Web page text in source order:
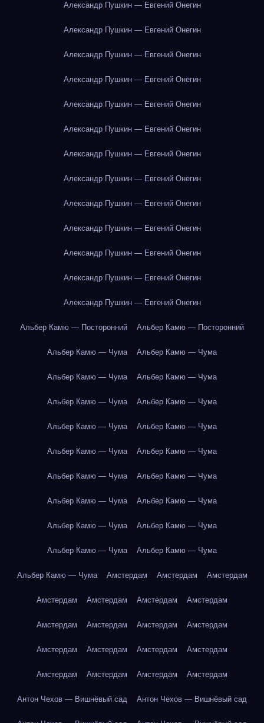
Александр Пушкин — Евгений Онегин
Александр Пушкин — Евгений Онегин
Александр Пушкин — Евгений Онегин
Александр Пушкин — Евгений Онегин
Александр Пушкин — Евгений Онегин
Александр Пушкин — Евгений Онегин
Александр Пушкин — Евгений Онегин
Александр Пушкин — Евгений Онегин
Александр Пушкин — Евгений Онегин
Александр Пушкин — Евгений Онегин
Александр Пушкин — Евгений Онегин
Александр Пушкин — Евгений Онегин
Александр Пушкин — Евгений Онегин
Альбер Камю — Посторонний Альбер Камю — Посторонний
Альбер Камю — Чума Альбер Камю — Чума
Альбер Камю — Чума Альбер Камю — Чума
Альбер Камю — Чума Альбер Камю — Чума
Альбер Камю — Чума Альбер Камю — Чума
Альбер Камю — Чума Альбер Камю — Чума
Альбер Камю — Чума Альбер Камю — Чума
Альбер Камю — Чума Альбер Камю — Чума
Альбер Камю — Чума Альбер Камю — Чума
Альбер Камю — Чума Альбер Камю — Чума
Альбер Камю — Чума Амстердам Амстердам Амстердам
Амстердам Амстердам Амстердам Амстердам
Амстердам Амстердам Амстердам Амстердам
Амстердам Амстердам Амстердам Амстердам
Амстердам Амстердам Амстердам Амстердам
Антон Чехов — Вишнёвый сад Антон Чехов — Вишнёвый сад